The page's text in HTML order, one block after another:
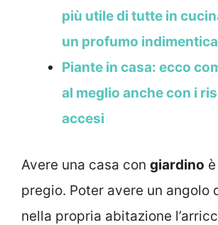
più utile di tutte in
un profumo
Piante in casa: ecco
al meglio anche con i
accesi
Avere una casa con giardino
pregio. Poter avere un angolo
nella propria abitazione